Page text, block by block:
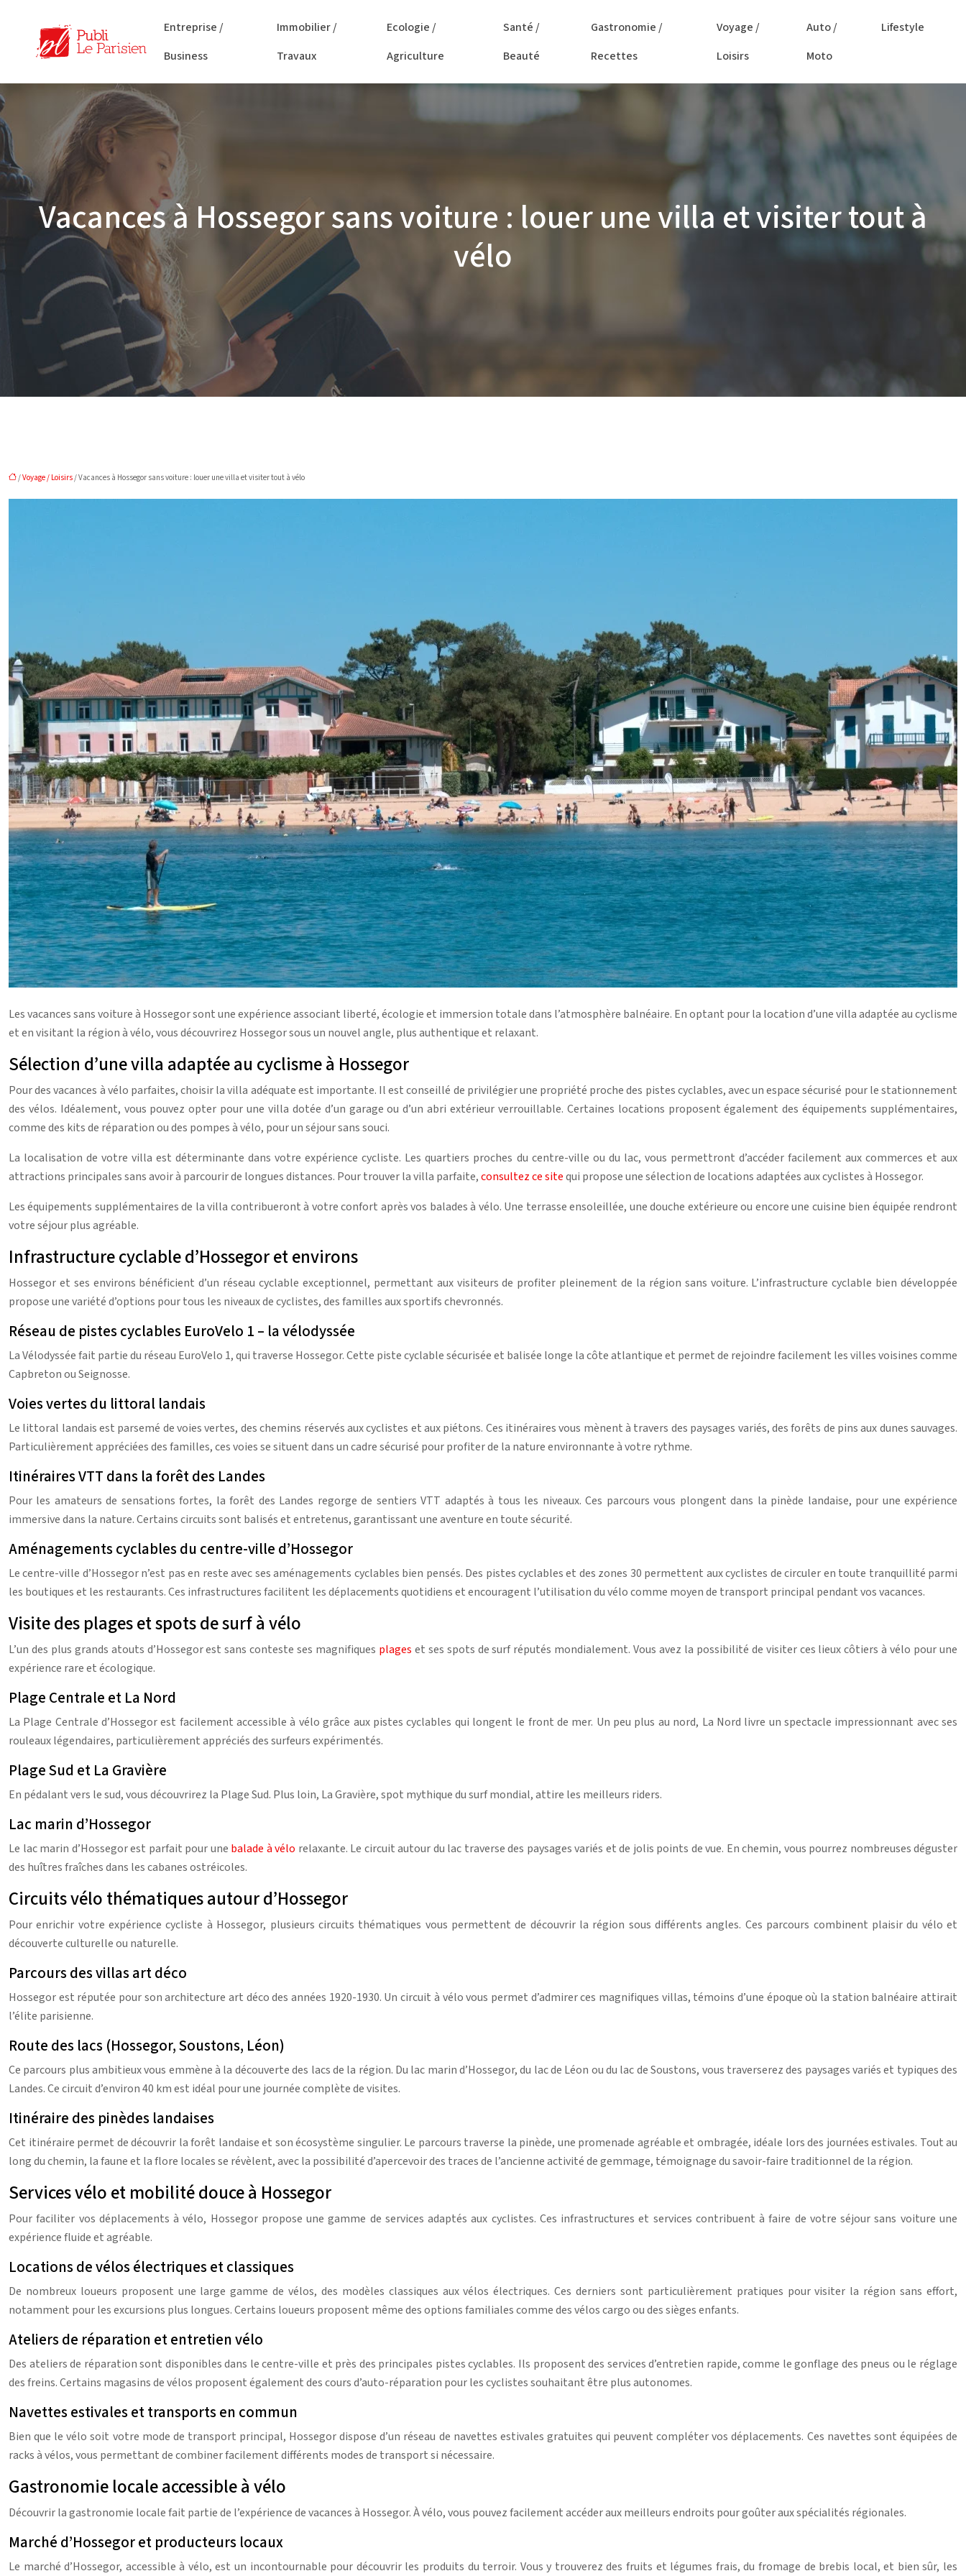
Entreprise /
Business
Immobilier /
Travaux
Ecologie /
Agriculture
Santé /
Beauté
Gastronomie /
Recettes
Voyage /
Loisirs
Auto /
Moto
Lifestyle
Vacances à Hossegor sans voiture : louer une villa et visiter tout à
vélo
/Voyage / Loisirs/ Vacances à Hossegor sans voiture : louer une villa et visiter tout à vélo
Les vacances sans voiture à Hossegor sont une expérience associant liberté, écologie et immersion totale dans l’atmosphère balnéaire. En optant pour la location d’une villa adaptée au cyclisme
et en visitant la région à vélo, vous découvrirez Hossegor sous un nouvel angle, plus authentique et relaxant.
Sélection d’une villa adaptée au cyclisme à Hossegor
Pour des vacances à vélo parfaites, choisir la villa adéquate est importante. Il est conseillé de privilégier une propriété proche des pistes cyclables, avec un espace sécurisé pour le stationnement
des vélos. Idéalement, vous pouvez opter pour une villa dotée d’un garage ou d’un abri extérieur verrouillable. Certaines locations proposent également des équipements supplémentaires,
comme des kits de réparation ou des pompes à vélo, pour un séjour sans souci.
La localisation de votre villa est déterminante dans votre expérience cycliste. Les quartiers proches du centre-ville ou du lac, vous permettront d’accéder facilement aux commerces et aux
attractions principales sans avoir à parcourir de longues distances. Pour trouver la villa parfaite,consultez ce sitequi propose une sélection de locations adaptées aux cyclistes à Hossegor.
Les équipements supplémentaires de la villa contribueront à votre confort après vos balades à vélo. Une terrasse ensoleillée, une douche extérieure ou encore une cuisine bien équipée rendront
votre séjour plus agréable.
Infrastructure cyclable d’Hossegor et environs
Hossegor et ses environs bénéficient d’un réseau cyclable exceptionnel, permettant aux visiteurs de profiter pleinement de la région sans voiture. L’infrastructure cyclable bien développée
propose une variété d’options pour tous les niveaux de cyclistes, des familles aux sportifs chevronnés.
Réseau de pistes cyclables EuroVelo 1 – la vélodyssée
La Vélodyssée fait partie du réseau EuroVelo 1, qui traverse Hossegor. Cette piste cyclable sécurisée et balisée longe la côte atlantique et permet de rejoindre facilement les villes voisines comme
Capbreton ou Seignosse.
Voies vertes du littoral landais
Le littoral landais est parsemé de voies vertes, des chemins réservés aux cyclistes et aux piétons. Ces itinéraires vous mènent à travers des paysages variés, des forêts de pins aux dunes sauvages.
Particulièrement appréciées des familles, ces voies se situent dans un cadre sécurisé pour profiter de la nature environnante à votre rythme.
Itinéraires VTT dans la forêt des Landes
Pour les amateurs de sensations fortes, la forêt des Landes regorge de sentiers VTT adaptés à tous les niveaux. Ces parcours vous plongent dans la pinède landaise, pour une expérience
immersive dans la nature. Certains circuits sont balisés et entretenus, garantissant une aventure en toute sécurité.
Aménagements cyclables du centre-ville d’Hossegor
Le centre-ville d’Hossegor n’est pas en reste avec ses aménagements cyclables bien pensés. Des pistes cyclables et des zones 30 permettent aux cyclistes de circuler en toute tranquillité parmi
les boutiques et les restaurants. Ces infrastructures facilitent les déplacements quotidiens et encouragent l’utilisation du vélo comme moyen de transport principal pendant vos vacances.
Visite des plages et spots de surf à vélo
L’un des plus grands atouts d’Hossegor est sans conteste ses magnifiques plages et ses spots de surf réputés mondialement. Vous avez la possibilité de visiter ces lieux côtiers à vélo pour une
expérience rare et écologique.
Plage Centrale et La Nord
La Plage Centrale d’Hossegor est facilement accessible à vélo grâce aux pistes cyclables qui longent le front de mer. Un peu plus au nord, La Nord livre un spectacle impressionnant avec ses
rouleaux légendaires, particulièrement appréciés des surfeurs expérimentés.
Plage Sud et La Gravière
En pédalant vers le sud, vous découvrirez la Plage Sud. Plus loin, La Gravière, spot mythique du surf mondial, attire les meilleurs riders.
Lac marin d’Hossegor
Le lac marin d’Hossegor est parfait pour une balade à vélo relaxante. Le circuit autour du lac traverse des paysages variés et de jolis points de vue. En chemin, vous pourrez nombreuses déguster
des huîtres fraîches dans les cabanes ostréicoles.
Circuits vélo thématiques autour d’Hossegor
Pour enrichir votre expérience cycliste à Hossegor, plusieurs circuits thématiques vous permettent de découvrir la région sous différents angles. Ces parcours combinent plaisir du vélo et
découverte culturelle ou naturelle.
Parcours des villas art déco
Hossegor est réputée pour son architecture art déco des années 1920-1930. Un circuit à vélo vous permet d’admirer ces magnifiques villas, témoins d’une époque où la station balnéaire attirait
l’élite parisienne.
Route des lacs (Hossegor, Soustons, Léon)
Ce parcours plus ambitieux vous emmène à la découverte des lacs de la région. Du lac marin d’Hossegor, du lac de Léon ou du lac de Soustons, vous traverserez des paysages variés et typiques des
Landes. Ce circuit d’environ 40 km est idéal pour une journée complète de visites.
Itinéraire des pinèdes landaises
Cet itinéraire permet de découvrir la forêt landaise et son écosystème singulier. Le parcours traverse la pinède, une promenade agréable et ombragée, idéale lors des journées estivales. Tout au
long du chemin, la faune et la flore locales se révèlent, avec la possibilité d’apercevoir des traces de l’ancienne activité de gemmage, témoignage du savoir-faire traditionnel de la région.
Services vélo et mobilité douce à Hossegor
Pour faciliter vos déplacements à vélo, Hossegor propose une gamme de services adaptés aux cyclistes. Ces infrastructures et services contribuent à faire de votre séjour sans voiture une
expérience fluide et agréable.
Locations de vélos électriques et classiques
De nombreux loueurs proposent une large gamme de vélos, des modèles classiques aux vélos électriques. Ces derniers sont particulièrement pratiques pour visiter la région sans effort,
notamment pour les excursions plus longues. Certains loueurs proposent même des options familiales comme des vélos cargo ou des sièges enfants.
Ateliers de réparation et entretien vélo
Des ateliers de réparation sont disponibles dans le centre-ville et près des principales pistes cyclables. Ils proposent des services d’entretien rapide, comme le gonflage des pneus ou le réglage
des freins. Certains magasins de vélos proposent également des cours d’auto-réparation pour les cyclistes souhaitant être plus autonomes.
Navettes estivales et transports en commun
Bien que le vélo soit votre mode de transport principal, Hossegor dispose d’un réseau de navettes estivales gratuites qui peuvent compléter vos déplacements. Ces navettes sont équipées de
racks à vélos, vous permettant de combiner facilement différents modes de transport si nécessaire.
Gastronomie locale accessible à vélo
Découvrir la gastronomie locale fait partie de l’expérience de vacances à Hossegor. À vélo, vous pouvez facilement accéder aux meilleurs endroits pour goûter aux spécialités régionales.
Marché d’Hossegor et producteurs locaux
Le marché d’Hossegor, accessible à vélo, est un incontournable pour découvrir les produits du terroir. Vous y trouverez des fruits et légumes frais, du fromage de brebis local, et bien sûr, les